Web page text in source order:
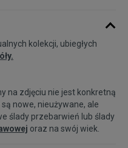
kolekcji, ubiegłych
na zdjęciu nie jest konkretną
nowe, nieużywane, ale
ślady przebarwień lub ślady
oraz na swój wiek.